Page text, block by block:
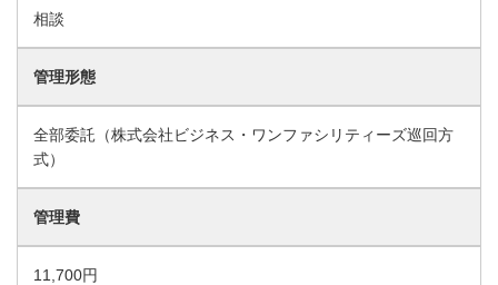
相談
管理形態
全部委託（株式会社ビジネス・ワンファシリティーズ巡回方
式）
管理費
11,700円